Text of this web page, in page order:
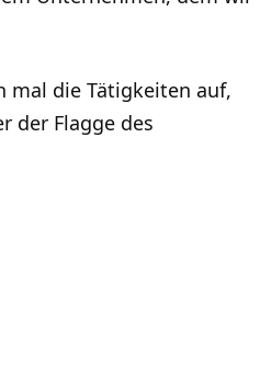
mal die Tätigkeiten auf,
der Flagge des